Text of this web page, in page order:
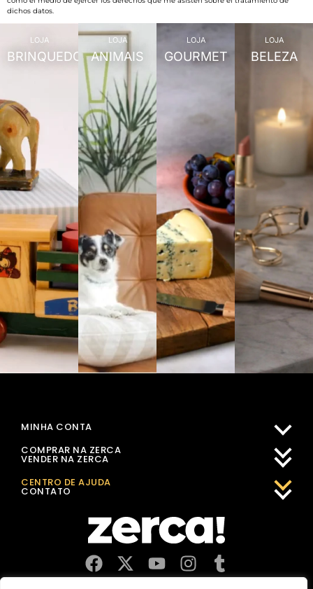
dichos datos.
LOJA
BRINQUEDOS
LOJA
ANIMAIS
LOJA
GOURMET
LOJA
BELEZA
MINHA CONTA
COMPRAR NA ZERCA
VENDER NA ZERCA
CENTRO DE AJUDA
CONTATO